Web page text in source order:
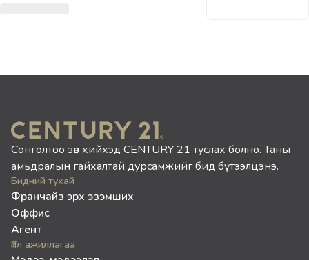
Сонголтоо зөв хийхэд CENTURY 21 туслах болно. Таны
амьдралын гайхалтай дурсамжийг бид бүтээлцэнэ.
Бидний тухай
Франчайз эрх эзэмших
Оффис
Агент
Үйл ажиллагаа